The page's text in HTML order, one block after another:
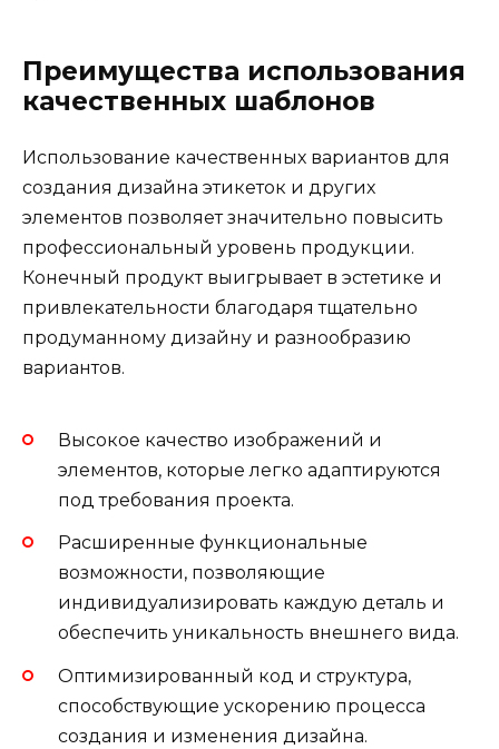
Преимущества использования
качественных шаблонов
Использование качественных вариантов для
создания дизайна этикеток и других
элементов позволяет значительно повысить
профессиональный уровень продукции.
Конечный продукт выигрывает в эстетике и
привлекательности благодаря тщательно
продуманному дизайну и разнообразию
вариантов.
Высокое качество изображений и
элементов, которые легко адаптируются
под требования проекта.
Расширенные функциональные
возможности, позволяющие
индивидуализировать каждую деталь и
обеспечить уникальность внешнего вида.
Оптимизированный код и структура,
способствующие ускорению процесса
создания и изменения дизайна.